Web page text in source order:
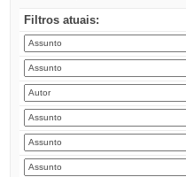
Filtros atuais: